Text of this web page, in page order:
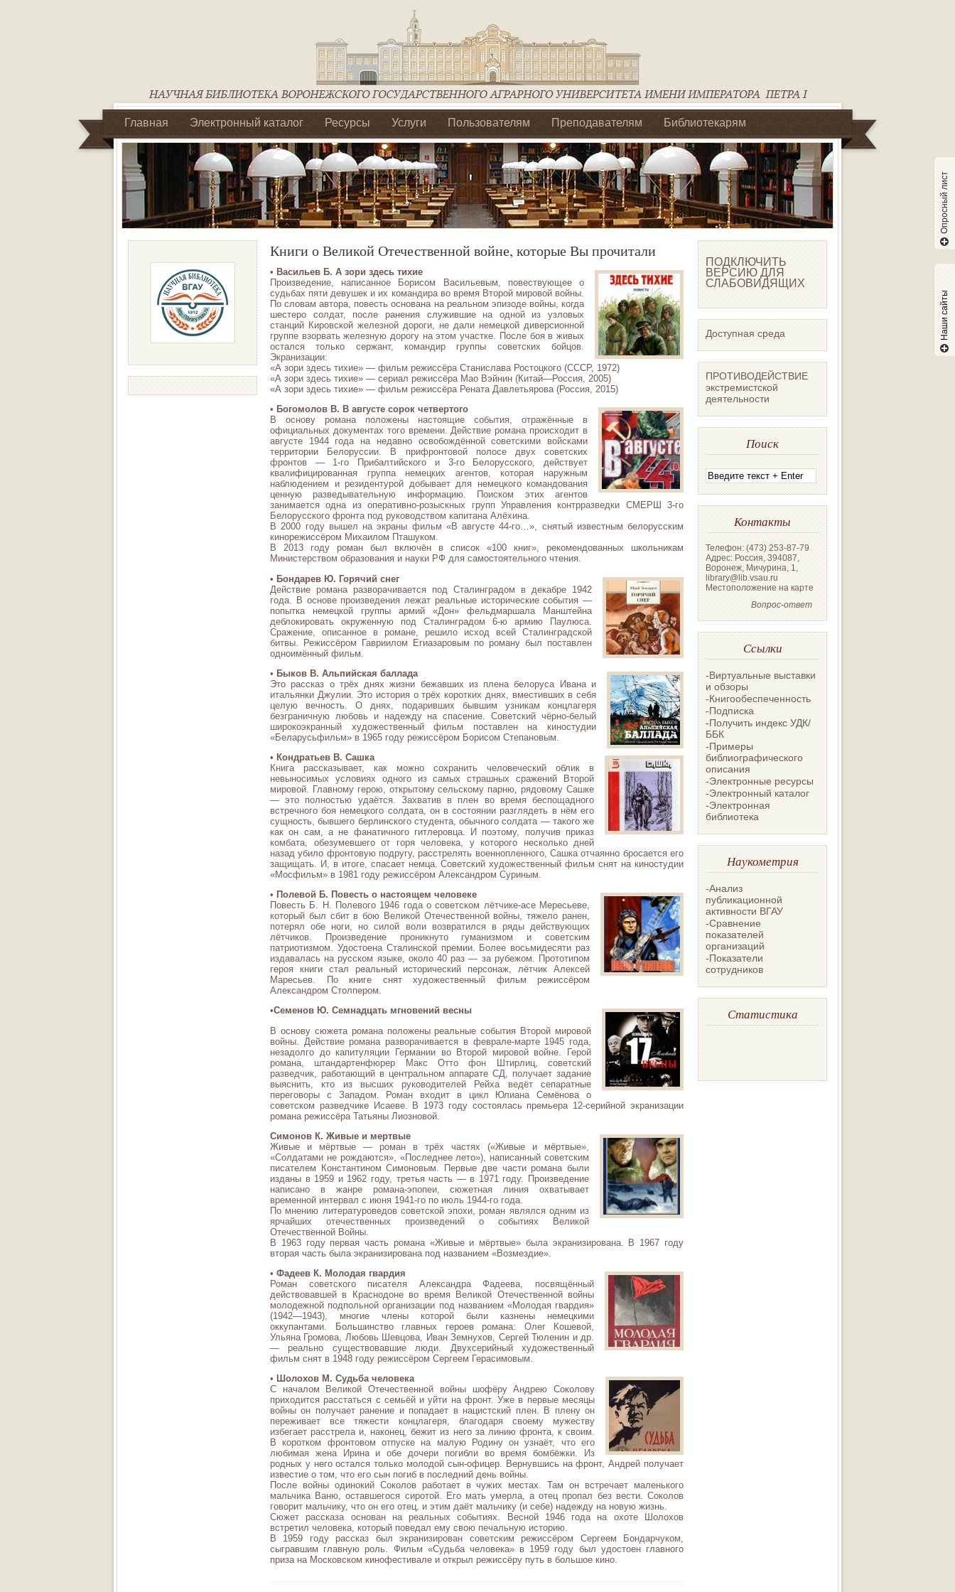
Главная Электронный каталог Ресурсы Услуги Пользователям Преподавателям Библиотекарям
Библиотеки регионального отделения Ассоциации Агрообразование по ЦФО
Книги о Великой Отечественной войне, которые Вы прочитали
• Васильев Б. А зори здесь тихие
Произведение, написанное Борисом Васильевым, повествующее о
судьбах пяти девушек и их командира во время Второй мировой войны.
По словам автора, повесть основана на реальном эпизоде войны, когда
шестеро солдат, после ранения служившие на одной из узловых
станций Кировской железной дороги, не дали немецкой диверсионной
группе взорвать железную дорогу на этом участке. После боя в живых
остался только сержант, командир группы советских бойцов.
Экранизации:
«А зори здесь тихие» — фильм режиссёра Станислава Ростоцкого (СССР, 1972)
«А зори здесь тихие» — сериал режиссёра Мао Вэйнин (Китай—Россия, 2005)
«А зори здесь тихие» — фильм режиссёра Рената Давлетьярова (Россия, 2015)
• Богомолов В. В августе сорок четвертого
В основу романа положены настоящие события, отражённые в
официальных документах того времени. Действие романа происходит в
августе 1944 года на недавно освобождённой советскими войсками
территории Белоруссии. В прифронтовой полосе двух советских
фронтов — 1-го Прибалтийского и 3-го Белорусского, действует
квалифицированная группа немецких агентов, которая наружным
наблюдением и резидентурой добывает для немецкого командования
ценную разведывательную информацию. Поиском этих агентов
занимается одна из оперативно-розыскных групп Управления контрразведки СМЕРШ 3-го
Белорусского фронта под руководством капитана Алёхина.
В 2000 году вышел на экраны фильм «В августе 44-го…», снятый известным белорусским
кинорежиссёром Михаилом Пташуком.
В 2013 году роман был включён в список «100 книг», рекомендованных школьникам
Министерством образования и науки РФ для самостоятельного чтения.
• Бондарев Ю. Горячий снег
Действие романа разворачивается под Сталинградом в декабре 1942
года. В основе произведения лежат реальные исторические события —
попытка немецкой группы армий «Дон» фельдмаршала Манштейна
деблокировать окруженную под Сталинградом 6-ю армию Паулюса.
Сражение, описанное в романе, решило исход всей Сталинградской
битвы. Режиссёром Гавриилом Егиазаровым по роману был поставлен
одноимённый фильм.
• Быков В. Альпийская баллада
Это рассказ о трёх днях жизни бежавших из плена белоруса Ивана и
итальянки Джулии. Это история о трёх коротких днях, вместивших в себя
целую вечность. О днях, подаривших бывшим узникам концлагеря
безграничную любовь и надежду на спасение. Советский чёрно-белый
широкоэкранный художественный фильм поставлен на киностудии
«Беларусьфильм» в 1965 году режиссёром Борисом Степановым.
• Кондратьев В. Сашка
Книга рассказывает, как можно сохранить человеческий облик в
невыносимых условиях одного из самых страшных сражений Второй
мировой. Главному герою, открытому сельскому парню, рядовому Сашке
— это полностью удаётся. Захватив в плен во время беспощадного
встречного боя немецкого солдата, он в состоянии разглядеть в нём его
сущность, бывшего берлинского студента, обычного солдата — такого же
как он сам, а не фанатичного гитлеровца. И поэтому, получив приказ
комбата, обезумевшего от горя человека, у которого несколько дней
назад убило фронтовую подругу, расстрелять военнопленного, Сашка отчаянно бросается его
защищать. И, в итоге, спасает немца. Советский художественный фильм снят на киностудии
«Мосфильм» в 1981 году режиссёром Александром Суриным.
• Полевой Б. Повесть о настоящем человеке
Повесть Б. Н. Полевого 1946 года о советском лётчике-асе Мересьеве,
который был сбит в бою Великой Отечественной войны, тяжело ранен,
потерял обе ноги, но силой воли возвратился в ряды действующих
лётчиков. Произведение проникнуто гуманизмом и советским
патриотизмом. Удостоена Сталинской премии. Более восьмидесяти раз
издавалась на русском языке, около 40 раз — за рубежом. Прототипом
героя книги стал реальный исторический персонаж, лётчик Алексей
Маресьев. По книге снят художественный фильм режиссёром
Александром Столпером.
•Семенов Ю. Семнадцать мгновений весны
В основу сюжета романа положены реальные события Второй мировой
войны. Действие романа разворачивается в феврале-марте 1945 года,
незадолго до капитуляции Германии во Второй мировой войне. Герой
романа, штандартенфюрер Макс Отто фон Штирлиц, советский
разведчик, работающий в центральном аппарате СД, получает задание
выяснить, кто из высших руководителей Рейха ведёт сепаратные
переговоры с Западом. Роман входит в цикл Юлиана Семёнова о
советском разведчике Исаеве. В 1973 году состоялась премьера 12-серийной экранизации
романа режиссёра Татьяны Лиозновой.
Симонов К. Живые и мертвые
Живые и мёртвые — роман в трёх частях («Живые и мёртвые»,
«Солдатами не рождаются», «Последнее лето»), написанный советским
писателем Константином Симоновым. Первые две части романа были
изданы в 1959 и 1962 году, третья часть — в 1971 году. Произведение
написано в жанре романа-эпопеи, сюжетная линия охватывает
временной интервал с июня 1941-го по июль 1944-го года.
По мнению литературоведов советской эпохи, роман являлся одним из
ярчайших отечественных произведений о событиях Великой
Отечественной Войны.
В 1963 году первая часть романа «Живые и мёртвые» была экранизирована. В 1967 году
вторая часть была экранизирована под названием «Возмездие».
• Фадеев К. Молодая гвардия
Роман советского писателя Александра Фадеева, посвящённый
действовавшей в Краснодоне во время Великой Отечественной войны
молодежной подпольной организации под названием «Молодая гвардия»
(1942—1943), многие члены которой были казнены немецкими
оккупантами. Большинство главных героев романа: Олег Кошевой,
Ульяна Громова, Любовь Шевцова, Иван Земнухов, Сергей Тюленин и др.
— реально существовавшие люди. Двухсерийный художественный
фильм снят в 1948 году режиссёром Сергеем Герасимовым.
• Шолохов М. Судьба человека
С началом Великой Отечественной войны шофёру Андрею Соколову
приходится расстаться с семьёй и уйти на фронт. Уже в первые месяцы
войны он получает ранение и попадает в нацистский плен. В плену он
переживает все тяжести концлагеря, благодаря своему мужеству
избегает расстрела и, наконец, бежит из него за линию фронта, к своим.
В коротком фронтовом отпуске на малую Родину он узнаёт, что его
любимая жена Ирина и обе дочери погибли во время бомбёжки. Из
родных у него остался только молодой сын-офицер. Вернувшись на фронт, Андрей получает
известие о том, что его сын погиб в последний день войны.
После войны одинокий Соколов работает в чужих местах. Там он встречает маленького
мальчика Ваню, оставшегося сиротой. Его мать умерла, а отец пропал без вести. Соколов
говорит мальчику, что он его отец, и этим даёт мальчику (и себе) надежду на новую жизнь.
Сюжет рассказа основан на реальных событиях. Весной 1946 года на охоте Шолохов
встретил человека, который поведал ему свою печальную историю.
В 1959 году рассказ был экранизирован советским режиссёром Сергеем Бондарчуком,
сыгравшим главную роль. Фильм «Судьба человека» в 1959 году был удостоен главного
приза на Московском кинофестивале и открыл режиссёру путь в большое кино.
ПОДКЛЮЧИТЬ
ВЕРСИЮ ДЛЯ
СЛАБОВИДЯЩИХ
Доступная среда
ПРОТИВОДЕЙСТВИЕ
экстремистской
деятельности
Поиск
Контакты
Телефон: (473) 253-87-79
Адрес: Россия, 394087,
Воронеж, Мичурина, 1,
library@lib.vsau.ru
Местоположение на карте
Вопрос-ответ
Ссылки
-Виртуальные выставки
и обзоры
-Книгообеспеченность
-Подписка
-Получить индекс УДК/
ББК
-Примеры
библиографического
описания
-Электронные ресурсы
-Электронный каталог
-Электронная
библиотека
Наукометрия
-Анализ
публикационной
активности ВГАУ
-Сравнение
показателей
организаций
-Показатели
сотрудников
Статистика
Опросный лист
Наши сайты